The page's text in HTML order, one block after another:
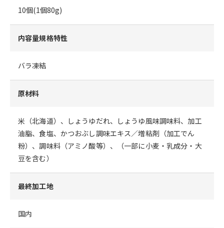
10個(1個80g)
内容量規格特性
バラ凍結
原材料
米（北海道）、しょうゆだれ、しょうゆ風味調味料、加工
油脂、食塩、かつおぶし調味エキス／増粘剤（加工でん
粉）、調味料（アミノ酸等）、（一部に小麦・乳成分・大
豆を含む）
最終加工地
国内